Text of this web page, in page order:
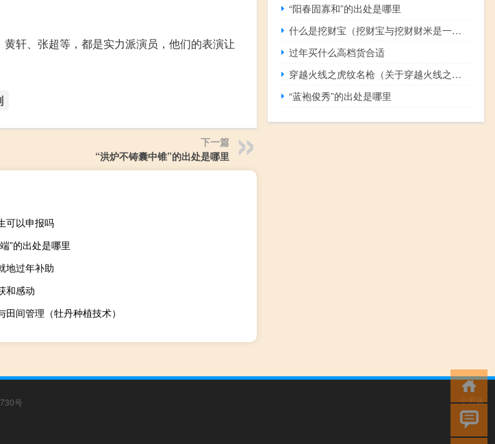
轩、张超等，都是实力派演员，他们的表演让
下一篇
“洪炉不铸囊中锥”的出处是哪里
可以申报吗
”的出处是哪里
地过年补助
和感动
田间管理（牡丹种植技术）
“阳春固寡和”的出处是哪里
什么是挖财宝（挖财宝与挖财财米是一家吗）
过年买什么高档货合适
穿越火线之虎纹名枪（关于穿越火线之虎纹名枪的介绍）
“蓝袍俊秀”的出处是哪里
号
小男孩